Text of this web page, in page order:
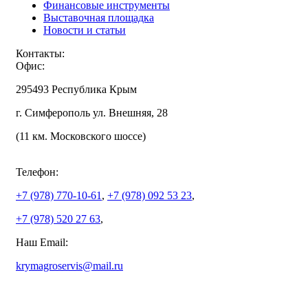
Финансовые инструменты
Выставочная площадка
Новости и статьи
Контакты:
Офис:
295493 Республика Крым
г. Симферополь ул. Внешняя, 28
(11 км. Московского шоссе)
Телефон:
+7 (978) 770-10-61 , +7 (978) 092 53 23,
+7 (978) 520 27 63,
Наш Email:
krymagroservis@mail.ru